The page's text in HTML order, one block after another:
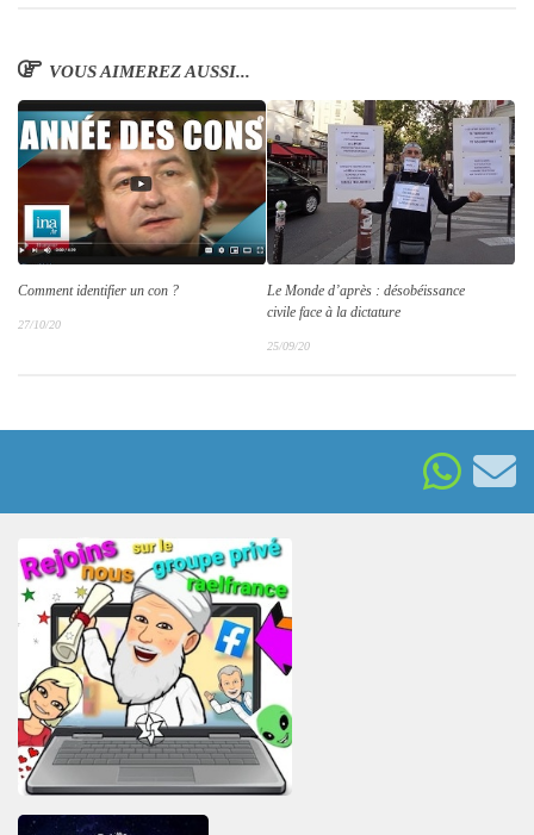
VOUS AIMEREZ AUSSI...
Comment identifier un con ?
27/10/20
Le Monde d’après : désobéissance
civile face à la dictature
25/09/20